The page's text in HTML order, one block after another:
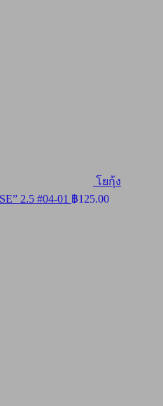
โยกุ้ง
2.5 #04-01 ฿125.00